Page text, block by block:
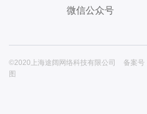
微信公众号
©2020上海途阔网络科技有限公司 备案号
图